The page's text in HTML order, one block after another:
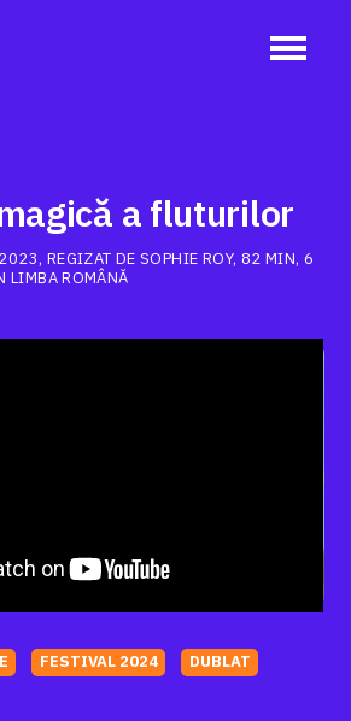
a fluturilor
REGIZAT DE SOPHIE ROY, 82 MIN, 6
LIMBA ROMÂNĂ
FESTIVAL 2024 DUBLAT